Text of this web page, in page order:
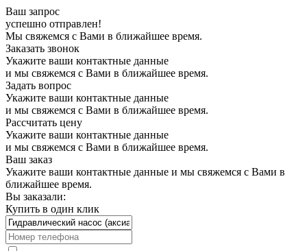
Ваш запрос
успешно отправлен!
Мы свяжемся с Вами в ближайшее время.
Заказать звонок
Укажите ваши контактные данные
и мы свяжемся с Вами в ближайшее время.
Задать вопрос
Укажите ваши контактные данные
и мы свяжемся с Вами в ближайшее время.
Рассчитать цену
Укажите ваши контактные данные
и мы свяжемся с Вами в ближайшее время.
Ваш заказ
Укажите ваши контактные данные и мы свяжемся с Вами в
ближайшее время.
Вы заказали:
Купить в один клик